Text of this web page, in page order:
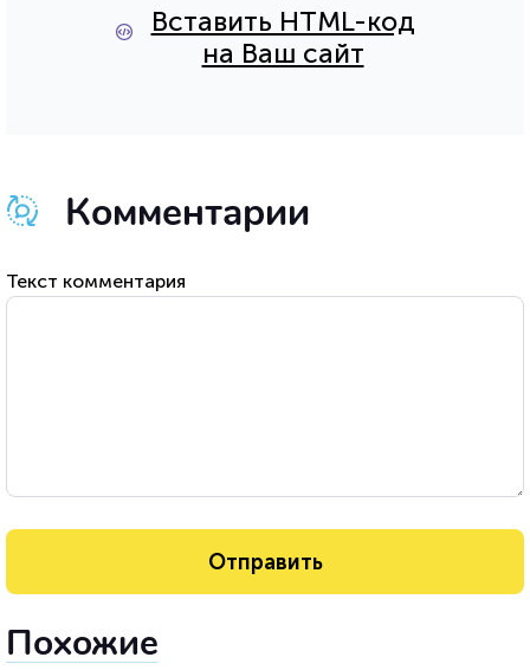
Вставить HTML-код
на Ваш сайт
Комментарии
Текст комментария
Похожие